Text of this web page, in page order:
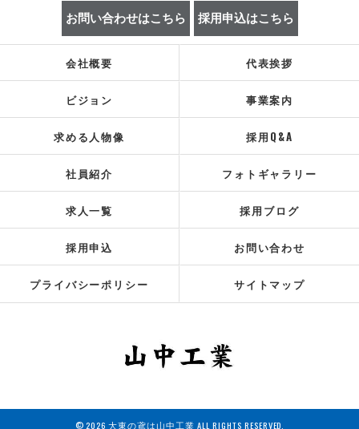
お問い合わせはこちら 採用申込はこちら
会社概要 代表挨拶
ビジョン 事業案内
求める人物像 採用Q&A
社員紹介 フォトギャラリー
求人一覧 採用ブログ
採用申込 お問い合わせ
プライバシーポリシー サイトマップ
© 2026 大東の鳶は山中工業 ALL RIGHTS RESERVED.